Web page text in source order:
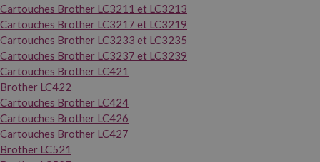
Cartouches Brother LC3211 et LC3213
Cartouches Brother LC3217 et LC3219
Cartouches Brother LC3233 et LC3235
Cartouches Brother LC3237 et LC3239
Cartouches Brother LC421
Brother LC422
Cartouches Brother LC424
Cartouches Brother LC426
Cartouches Brother LC427
Brother LC521